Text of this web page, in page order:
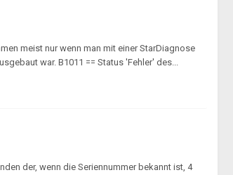
meist nur wenn man mit einer StarDiagnose
war. B1011 == Status 'Fehler' des...
der, wenn die Seriennummer bekannt ist, 4